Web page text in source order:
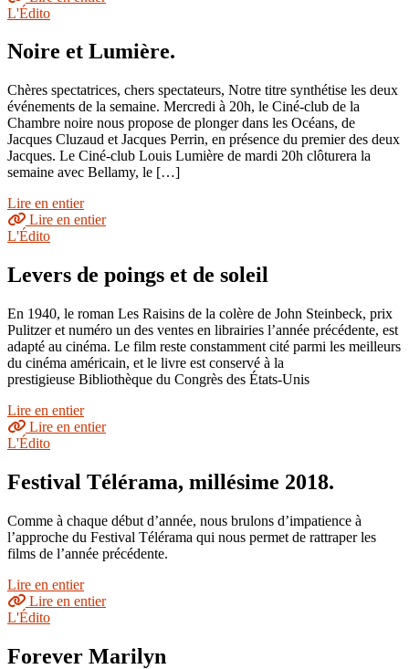
L'Édito
Noire et Lumière.
Chères spectatrices, chers spectateurs, Notre titre synthétise les deux
événements de la semaine. Mercredi à 20h, le Ciné-club de la
Chambre noire nous propose de plonger dans les Océans, de
Jacques Cluzaud et Jacques Perrin, en présence du premier des deux
Jacques. Le Ciné-club Louis Lumière de mardi 20h clôturera la
semaine avec Bellamy, le […]
Lire en entier
Lire en entier
L'Édito
Levers de poings et de soleil
En 1940, le roman Les Raisins de la colère de John Steinbeck, prix
Pulitzer et numéro un des ventes en librairies l’année précédente, est
adapté au cinéma. Le film reste constamment cité parmi les meilleurs
du cinéma américain, et le livre est conservé à la
prestigieuse Bibliothèque du Congrès des États-Unis
Lire en entier
Lire en entier
L'Édito
Festival Télérama, millésime 2018.
Comme à chaque début d’année, nous brulons d’impatience à
l’approche du Festival Télérama qui nous permet de rattraper les
films de l’année précédente.
Lire en entier
Lire en entier
L'Édito
Forever Marilyn